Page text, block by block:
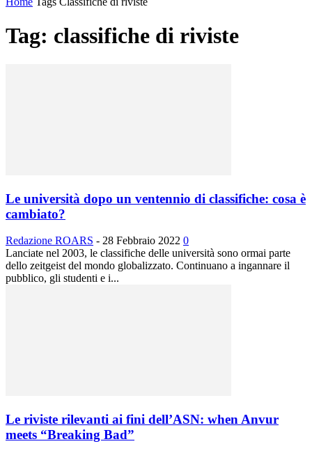
Tag: classifiche di riviste
Le università dopo un ventennio di classifiche: cosa è
cambiato?
Redazione ROARS - 28 Febbraio 2022 0
Lanciate nel 2003, le classifiche delle università sono ormai parte
dello zeitgeist del mondo globalizzato. Continuano a ingannare il
pubblico, gli studenti e i...
Le riviste rilevanti ai fini dell’ASN: when Anvur
meets “Breaking Bad”